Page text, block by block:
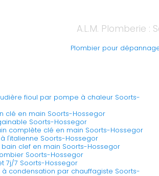
A.L.M. Plomberie
Plombier pour
fioul par pompe à chaleur Soorts-
clé en main Soorts-Hossegor
Soorts-Hossegor
complète clé en main Soorts-Hossegor
l'italienne Soorts-Hossegor
clef en main Soorts-Hossegor
Soorts-Hossegor
7j/7 Soorts-Hossegor
condensation par chauffagiste Soorts-